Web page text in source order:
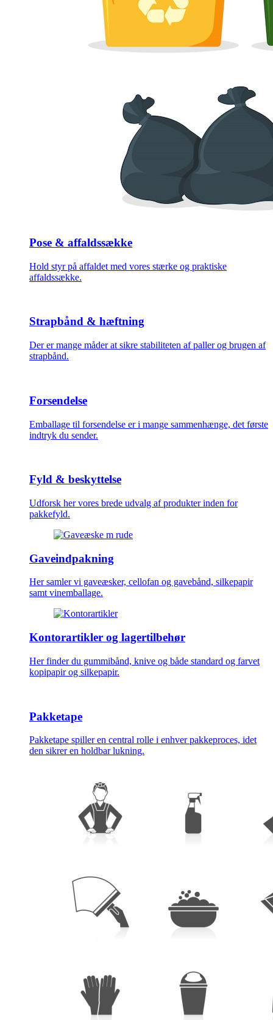
Pose & affaldssække
Hold styr på affaldet med vores stærke og praktiske
affaldssække.
Strapbånd & hæftning
Der er mange måder at sikre stabiliteten af paller og brugen af
strapbånd.
Forsendelse
Emballage til forsendelse er i mange sammenhænge, det første
indtryk du sender.
Fyld & beskyttelse
Udforsk her vores brede udvalg af produkter inden for
pakkefyld.
Gaveindpakning
Her samler vi gaveæsker, cellofan og gavebånd, silkepapir
samt vinemballage.
Kontorartikler og lagertilbehør
Her finder du gummibånd, knive og både standard og farvet
kopipapir og silkepapir.
Pakketape
Pakketape spiller en central rolle i enhver pakkeproces, idet
den sikrer en holdbar lukning.